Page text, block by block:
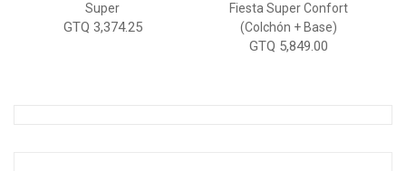
Super
GTQ 3,374.25
Fiesta Super Confort
(Colchón + Base)
GTQ 5,849.00